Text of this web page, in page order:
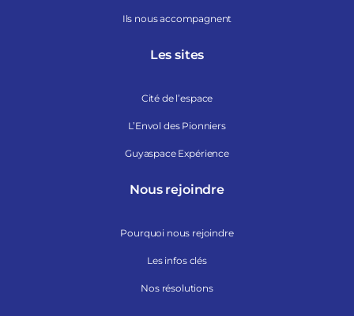
Ils nous accompagnent
Les sites
Cité de l’espace
L’Envol des Pionniers
Guyaspace Expérience
Nous rejoindre
Pourquoi nous rejoindre
Les infos clés
Nos résolutions